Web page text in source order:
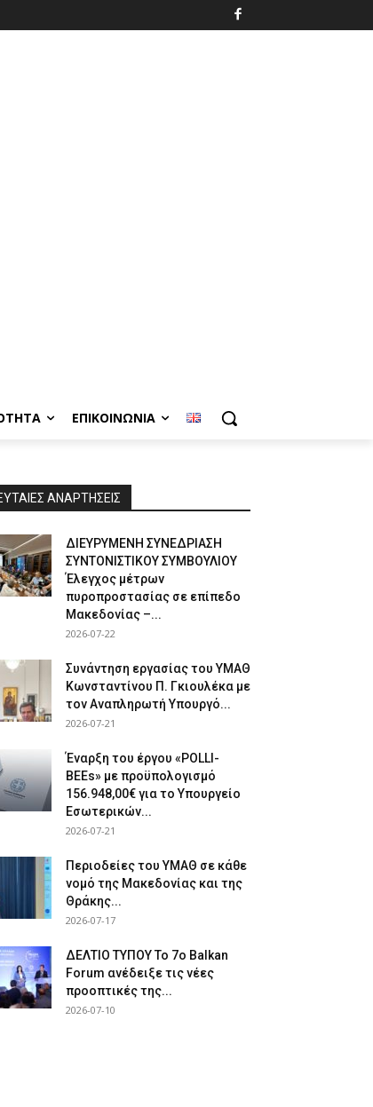
ΕΠΙΚΟΙΝΩΝΊΑ
ΑΝΑΡΤΗΣΕΙΣ
ΔΙΕΥΡΥΜΕΝΗ ΣΥΝΕΔΡΙΑΣΗ
ΣΥΝΤΟΝΙΣΤΙΚΟΥ ΣΥΜΒΟΥΛΙΟΥ
Έλεγχος μέτρων
πυροπροστασίας σε επίπεδο
Μακεδονίας –...
2026-07-22
Συνάντηση εργασίας του ΥΜΑΘ
Κωνσταντίνου Π. Γκιουλέκα με
τον Αναπληρωτή Υπουργό...
2026-07-21
Έναρξη του έργου «POLLI-
BEEs» με προϋπολογισμό
156.948,00€ για το Υπουργείο
Εσωτερικών...
2026-07-21
Περιοδείες του ΥΜΑΘ σε κάθε
νομό της Μακεδονίας και της
Θράκης...
2026-07-17
ΔΕΛΤΙΟ ΤΥΠΟΥ Το 7ο Balkan
Forum ανέδειξε τις νέες
προοπτικές της...
2026-07-10